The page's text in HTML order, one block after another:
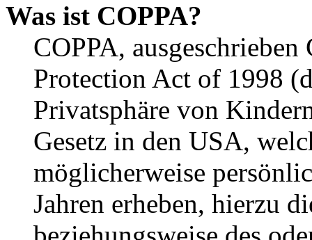
Was ist COPPA?
COPPA,
Protection Act of 1998
Privatsphäre von
Gesetz in den USA,
möglicherweise
Jahren erheben, hierzu